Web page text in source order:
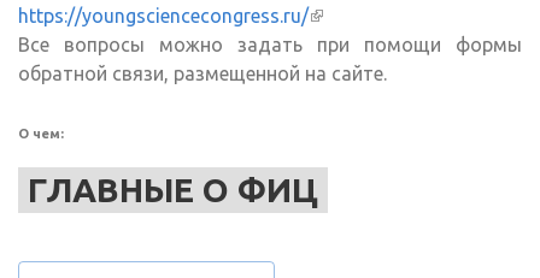
https://youngsciencecongress.ru/(внешняя ссылка)
Все вопросы можно задать при помощи формы
обратной связи, размещенной на сайте.
О чем:
ГЛАВНЫЕ О ФИЦ